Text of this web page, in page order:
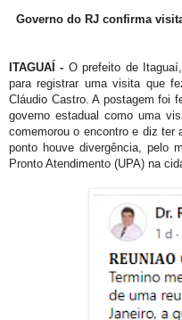
Governo do RJ confirma
ITAGUAÍ - O prefeito de
para registrar uma visita que
Cláudio Castro. A postagem foi
governo estadual como uma
comemorou o encontro e diz ter
ponto houve divergência, pelo
Pronto Atendimento (UPA) na